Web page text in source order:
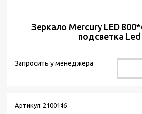
Зеркало Mercury LED
подсветка Led
Запросить у менеджера
Артикул: 2100146